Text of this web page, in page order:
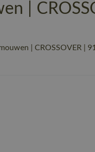
|
| CROSSOVER |